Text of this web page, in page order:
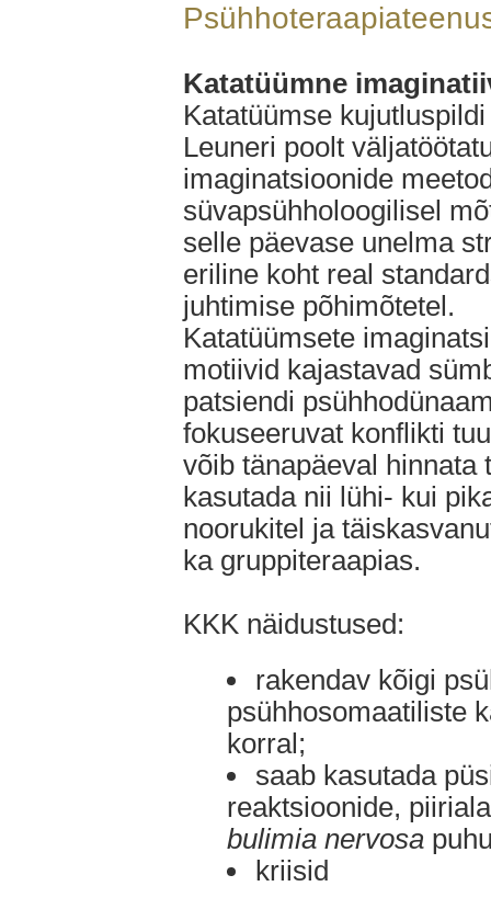
Katatüümne
Katatüümse
Leuneri poolt
imaginatsioonide
süvapsühholoogilisel
selle päevase unelma
eriline koht real
juhtimise põhimõtetel.
Katatüümsete
motiivid kajastavad
patsiendi
fokuseeruvat konflikti
võib tänapäeval hinnata
kasutada nii lühi- kui
noorukitel ja
ka gruppiteraapias.
KKK näidustused:
rakendav kõigi
psühhosomaatiliste
korral;
saab kasutada
reaktsioonide,
bulimia nervosa
kriisid